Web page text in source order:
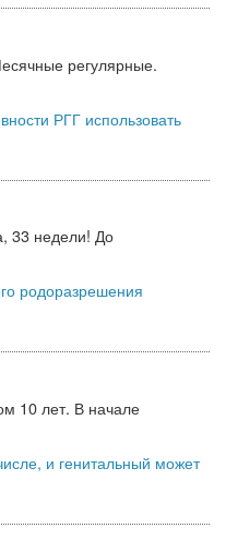
регулярные.
РГГ использовать
33 недели! До
родоразрешения
10 лет. В начале
и генитальный может